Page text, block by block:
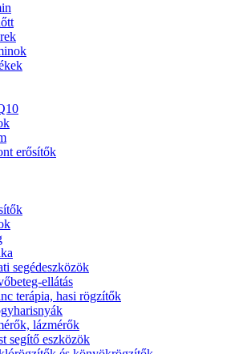
erősítők
segédeszközök
ellátás
terápia, hasi rögzítők
lázmérők
segítő eszközök